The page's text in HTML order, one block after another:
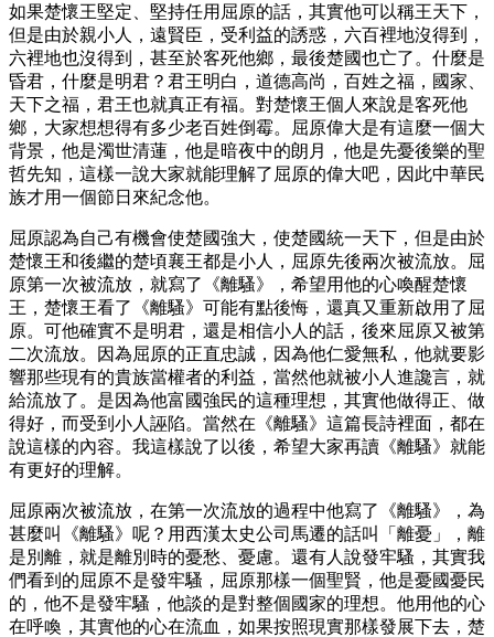
如果楚懷王堅定、堅持任用屈原的話，其實他可以稱王天下，
但是由於親小人，遠賢臣，受利益的誘惑，六百裡地沒得到，
六裡地也沒得到，甚至於客死他鄉，最後楚國也亡了。什麼是
昏君，什麼是明君？君王明白，道德高尚，百姓之福，國家、
天下之福，君王也就真正有福。對楚懷王個人來說是客死他
鄉，大家想想得有多少老百姓倒霉。屈原偉大是有這麼一個大
背景，他是濁世清蓮，他是暗夜中的朗月，他是先憂後樂的聖
哲先知，這樣一說大家就能理解了屈原的偉大吧，因此中華民
族才用一個節日來紀念他。
屈原認為自己有機會使楚國強大，使楚國統一天下，但是由於
楚懷王和後繼的楚頃襄王都是小人，屈原先後兩次被流放。屈
原第一次被流放，就寫了《離騷》，希望用他的心喚醒楚懷
王，楚懷王看了《離騷》可能有點後悔，還真又重新啟用了屈
原。可他確實不是明君，還是相信小人的話，後來屈原又被第
二次流放。因為屈原的正直忠誠，因為他仁愛無私，他就要影
響那些現有的貴族當權者的利益，當然他就被小人進讒言，就
給流放了。是因為他富國強民的這種理想，其實他做得正、做
得好，而受到小人誣陷。當然在《離騷》這篇長詩裡面，都在
說這樣的內容。我這樣說了以後，希望大家再讀《離騷》就能
有更好的理解。
屈原兩次被流放，在第一次流放的過程中他寫了《離騷》，為
甚麼叫《離騷》呢？用西漢太史公司馬遷的話叫「離憂」，離
是別離，就是離別時的憂愁、憂慮。還有人說發牢騷，其實我
們看到的屈原不是發牢騷，屈原那樣一個聖賢，他是憂國憂民
的，他不是發牢騷，他談的是對整個國家的理想。他用他的心
在呼喚，其實他的心在流血，如果按照現實那樣發展下去，楚